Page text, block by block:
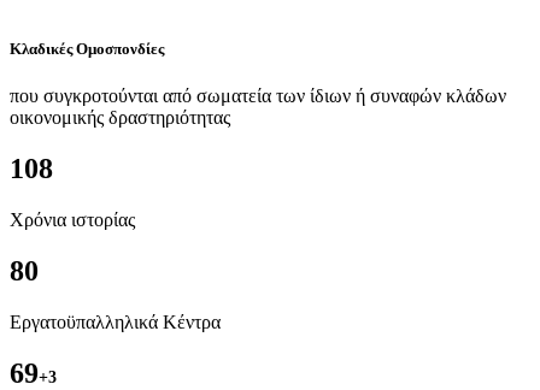
Κλαδικές Ομοσπονδίες
που συγκροτούνται από σωματεία των ίδιων ή συναφών κλάδων
οικονομικής δραστηριότητας
108
Χρόνια ιστορίας
80
Εργατοϋπαλληλικά Κέντρα
69+3